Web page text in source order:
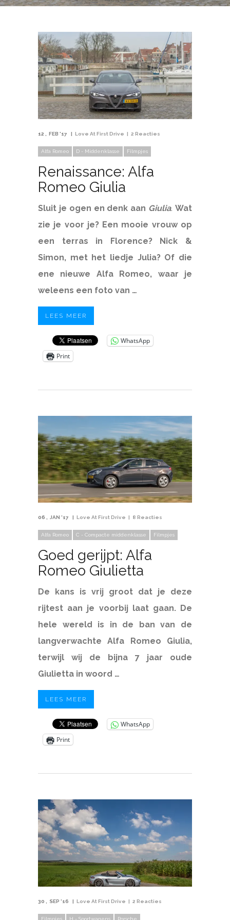
12 FEB '17 Love At First Drive 2 Reacties
Alfa Romeo D - Middenklasse Filmpjes
Renaissance: Alfa
Romeo Giulia
Sluit je ogen en denk aan Giulia.Wat
zie je voor je? Een mooie vrouw op
een terras in Florence? Nick &
Simon, met het liedje Julia? Of die
ene nieuwe Alfa Romeo, waar je
weleens een foto van …
LEES MEER
WhatsApp
Print
06 JAN '17 Love At First Drive 8 Reacties
Alfa Romeo C - Compacte middenklasse Filmpjes
Goed gerijpt: Alfa
Romeo Giulietta
De kans is vrij groot dat je deze
rijtest aan je voorbij laat gaan. De
hele wereld is in de ban van de
langverwachte Alfa Romeo Giulia,
terwijl wij de bijna 7 jaar oude
Giulietta in woord …
LEES MEER
WhatsApp
Print
30 SEP '16 Love At First Drive 2 Reacties
Filmpjes H - Sportwagens Porsche